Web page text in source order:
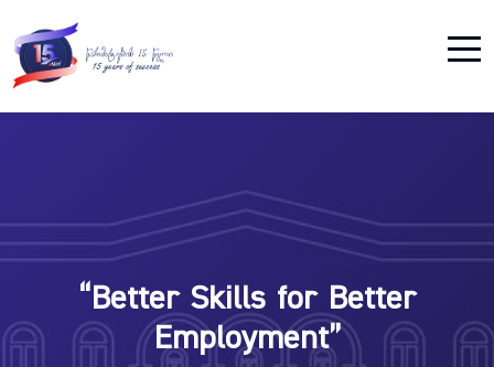
“Better Skills for Better
Employment”